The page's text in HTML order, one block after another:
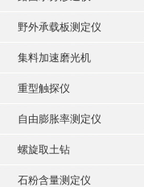
野外承载板测定仪
集料加速磨光机
重型触探仪
自由膨胀率测定仪
螺旋取土钻
石粉含量测定仪